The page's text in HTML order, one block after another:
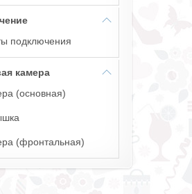
подключения
камера
(основная)
(фронтальная)